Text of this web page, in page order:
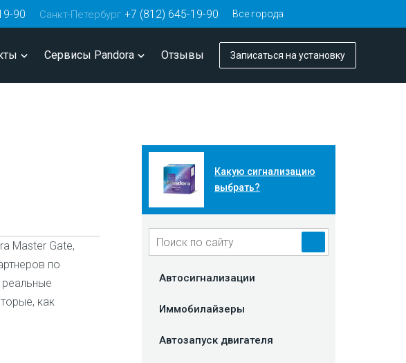
90 Санкт-Петербург +7 (812) 645-19-90 Все города
Сервисы Pandora Отзывы Записаться на установку
Master Gate,
по
как
Какую сигнализацию
выбрать?
Автосигнализации
Иммобилайзеры
Автозапуск двигателя